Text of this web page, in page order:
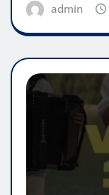
admin